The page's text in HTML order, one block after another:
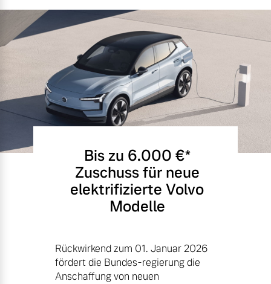
Bis zu 6.000 €⁠*
Zuschuss für neue
elektrifizierte Volvo
Modelle
Rückwirkend zum 01. Januar 2026
fördert die Bundes-regierung die
Anschaffung von neuen